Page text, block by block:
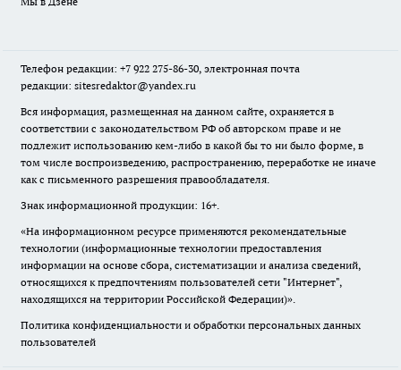
Телефон редакции: +7 922 275-86-30, электронная почта
редакции: sitesredaktor@yandex.ru
Вся информация, размещенная на данном сайте, охраняется в
соответствии с законодательством РФ об авторском праве и не
подлежит использованию кем-либо в какой бы то ни было форме, в
том числе воспроизведению, распространению, переработке не иначе
как с письменного разрешения правообладателя.
Знак информационной продукции: 16+.
«На информационном ресурсе применяются рекомендательные
технологии (информационные технологии предоставления
информации на основе сбора, систематизации и анализа сведений,
относящихся к предпочтениям пользователей сети "Интернет",
находящихся на территории Российской Федерации)».
Политика конфиденциальности и обработки персональных данных
пользователей